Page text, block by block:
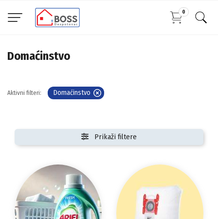
0
Domaćinstvo
Aktivni filteri: Domaćinstvo
Prikaži filtere